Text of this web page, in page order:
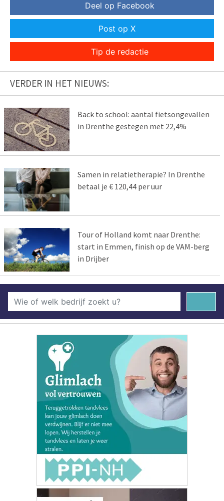
Deel op Facebook
Post op X
Tip de redactie
VERDER IN HET NIEUWS:
Back to school: aantal fietsongevallen
in Drenthe gestegen met 22,4%
Samen in relatietherapie? In Drenthe
betaal je € 120,44 per uur
Tour of Holland komt naar Drenthe:
start in Emmen, finish op de VAM-berg
in Drijber